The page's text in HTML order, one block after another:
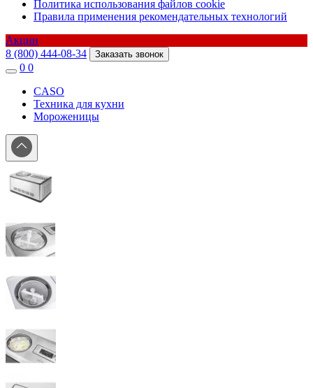
Политика использования файлов cookie
Правила применения рекомендательных технологий
Акции
8 (800) 444-08-34
Заказать звонок
0 0
CASO
Техника для кухни
Мороженицы